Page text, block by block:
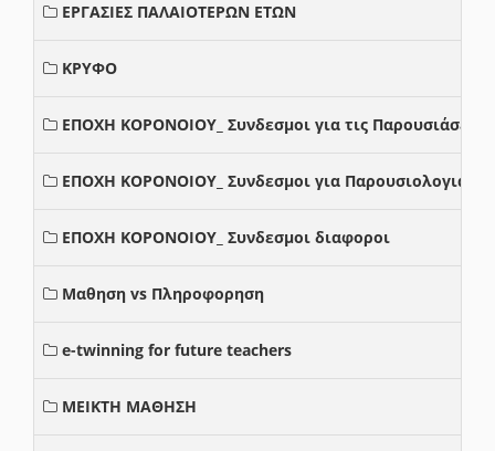
ΕΡΓΑΣΙΕΣ ΠΑΛΑΙΟΤΕΡΩΝ ΕΤΩΝ
ΚΡΥΦΟ
ΕΠΟΧΗ ΚΟΡΟΝΟΙΟΥ_ Συνδεσμοι για τις Παρουσιάσεις
ΕΠΟΧΗ ΚΟΡΟΝΟΙΟΥ_ Συνδεσμοι για Παρουσιολογια
ΕΠΟΧΗ ΚΟΡΟΝΟΙΟΥ_ Συνδεσμοι διαφοροι
Μαθηση vs Πληροφορηση
e-twinning for future teachers
ΜΕΙΚΤΗ ΜΑΘΗΣΗ